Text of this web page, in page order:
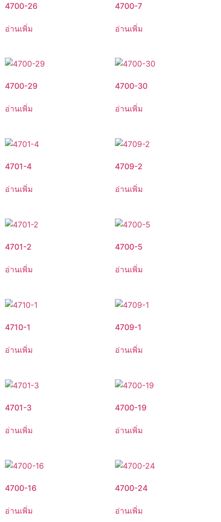
4700-26
อ่านเพิ่ม
4700-7
อ่านเพิ่ม
4700-29
อ่านเพิ่ม
4700-30
อ่านเพิ่ม
4701-4
อ่านเพิ่ม
4709-2
อ่านเพิ่ม
4701-2
อ่านเพิ่ม
4700-5
อ่านเพิ่ม
4710-1
อ่านเพิ่ม
4709-1
อ่านเพิ่ม
4701-3
อ่านเพิ่ม
4700-19
อ่านเพิ่ม
4700-16
อ่านเพิ่ม
4700-24
อ่านเพิ่ม